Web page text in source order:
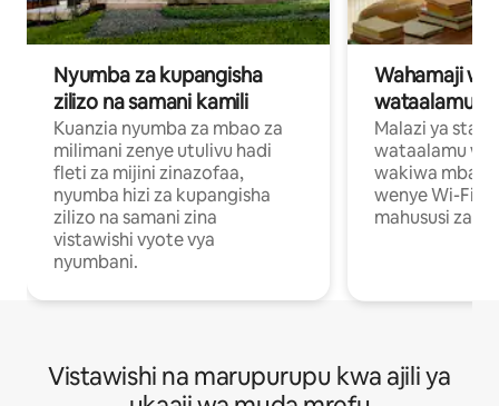
Nyumba za kupangisha
zilizo na samani kamili
Kuanzia nyumba za mbao za
milimani zenye utulivu hadi
fleti za mijini zinazofaa,
nyumba hizi za kupangisha
zilizo na samani zina
vistawishi vyote vya
nyumbani.
Wahamaji
wataalamu
Malazi ya
wataalamu
wakiwa mbali
wenye Wi-Fi
mahususi za
Vistawishi na marupurupu kwa ajili ya